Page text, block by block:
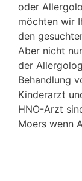
oder
möchten wir
den
Aber nicht
der
Behandlung
Kinderarzt
HNO-Arzt
Moers wenn